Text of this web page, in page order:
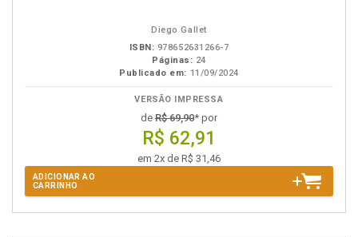
Diego Gallet
ISBN: 978652631266-7
Páginas: 24
Publicado em: 11/09/2024
VERSÃO IMPRESSA
de R$ 69,90* por
R$ 62,91
em 2x de R$ 31,46
ADICIONAR AO
CARRINHO